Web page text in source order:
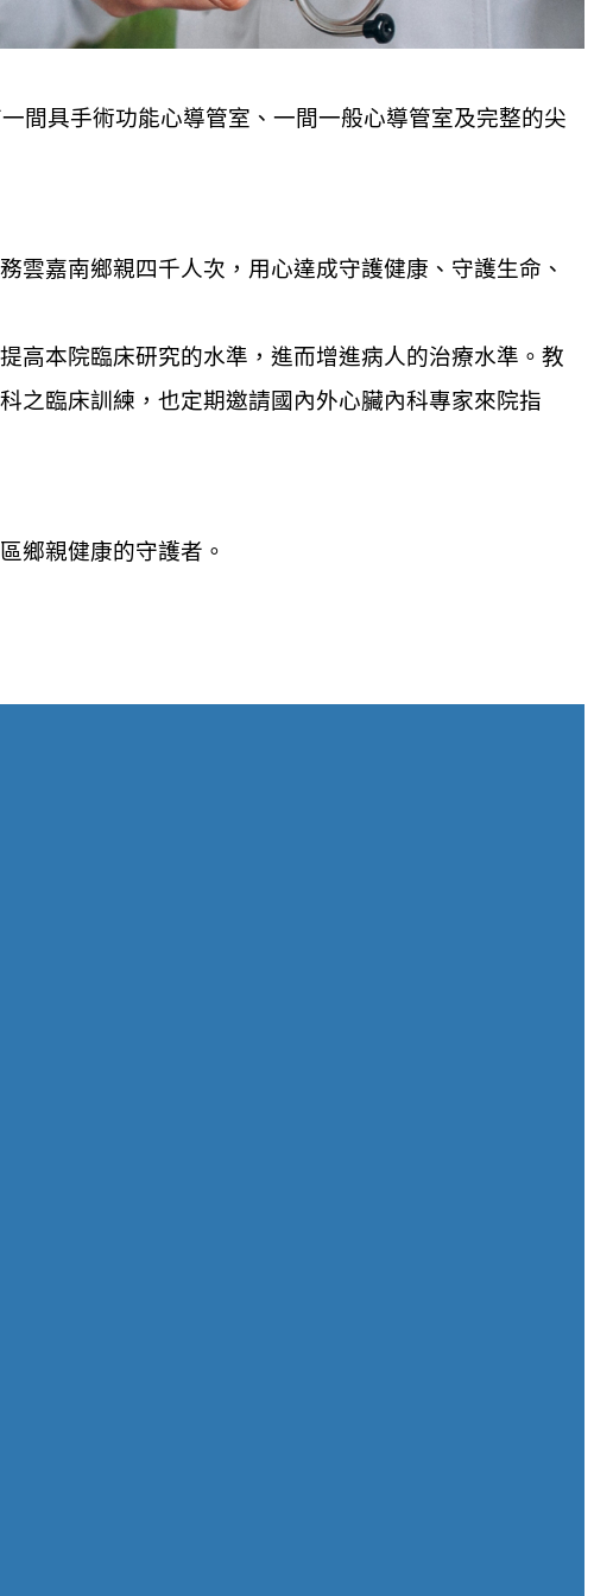
間具手術功能心導管室、一間一般心導管室及完整的尖
嘉南鄉親四千人次，用心達成守護健康、守護生命、
高本院臨床研究的水準，進而增進病人的治療水準。教
之臨床訓練，也定期邀請國內外心臟內科專家來院指
鄉親健康的守護者。